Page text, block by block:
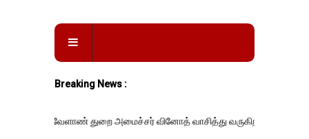
Breaking News :
துறை அமைச்சர் வினோத் வாசித்து வருகிறார். �.